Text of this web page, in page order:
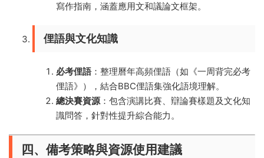
寫作指南，涵蓋應用文和議論文框架。
俚語與文化知識
必考俚語：整理曆年高頻俚語（如《一周背完必考
俚語》），結合BBC俚語集強化語境理解。
總決賽資源：包含演講比賽、辯論賽樣題及文化知
識問答，針對性提升綜合能力。
四、備考策略與資源使用建議